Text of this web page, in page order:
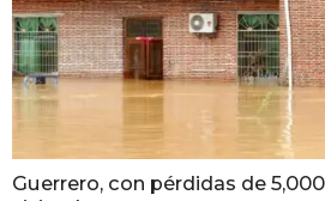
Guerrero, con pérdidas de